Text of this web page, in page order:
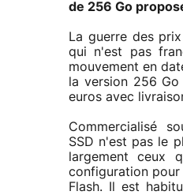
de 256 Go
La guerre des
qui n'est pas
mouvement en
la version 256
euros avec
Commercialisé
SSD n'est pas le
largement ceux
configuration pour
Flash. Il est